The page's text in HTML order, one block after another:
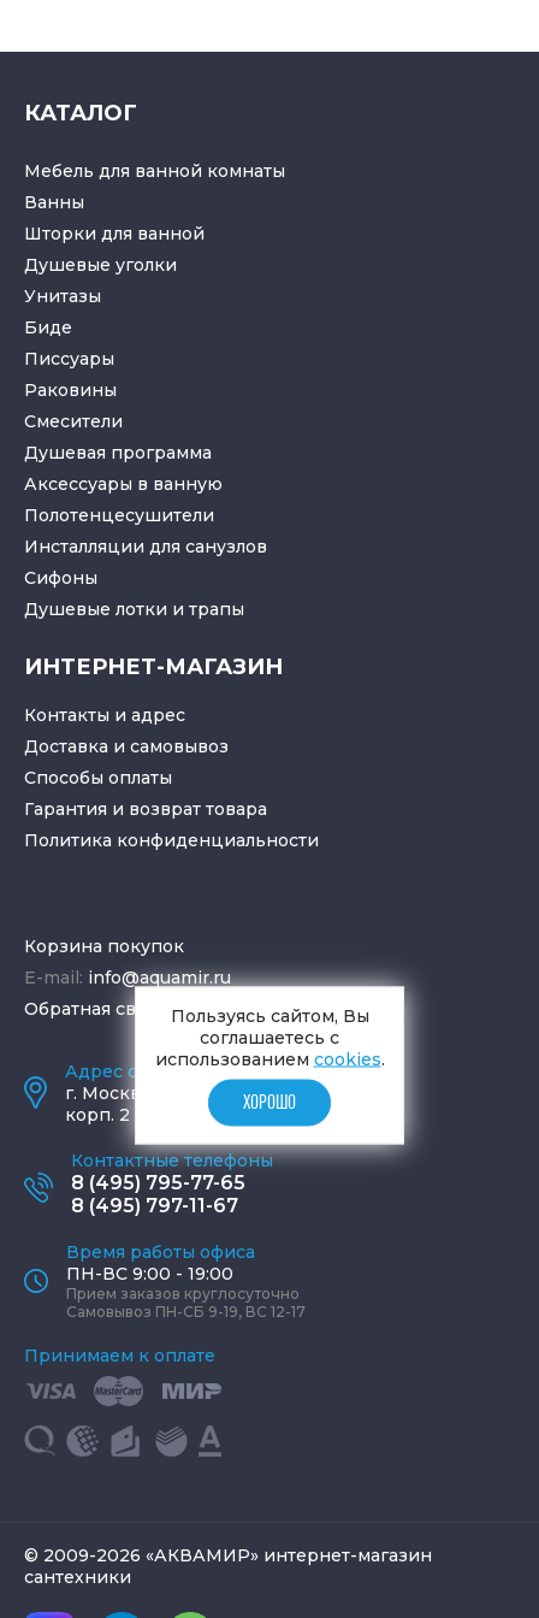
КАТАЛОГ
Мебель для ванной комнаты
Ванны
Шторки для ванной
Душевые уголки
Унитазы
Биде
Писсуары
Раковины
Смесители
Душевая программа
Аксессуары в ванную
Полотенцесушители
Инсталляции для санузлов
Cифоны
Душевые лотки и трапы
ИНТЕРНЕТ-МАГАЗИН
Контакты и адрес
Доставка и самовывоз
Способы оплаты
Гарантия и возврат товара
Политика конфиденциальности
Корзина покупок
E-mail: info@aquamir.ru
Обратная связь
Адрес салона и склада
г. Москва
ул. Шаболовка, д. 23,
корп. 2
Контактные телефоны
8 (495) 795-77-65
8 (495) 797-11-67
Время работы офиса
ПН-ВС 9:00 - 19:00
Прием заказов круглосуточно
Самовывоз ПН-СБ 9-19, ВС 12-17
Принимаем к оплате
© 2009-2026 «АКВАМИР» интернет-магазин
сантехники
Пользуясь сайтом, Вы
соглашаетесь с
использованием cookies.
ХОРОШО